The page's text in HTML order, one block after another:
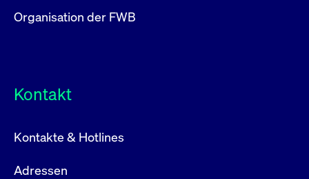
Organisation der FWB
Kontakt
Kontakte & Hotlines
Adressen